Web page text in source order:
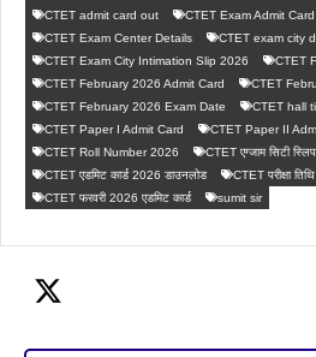
CTET admit card out
CTET Exam Admit
CTET Exam Center Details
CTET exam city
CTET Exam City Intimation Slip 2026
CTET
CTET February 2026 Admit Card
CTET
CTET February 2026 Exam Date
CTET hall
CTET Paper I Admit Card
CTET Paper II
CTET Roll Number 2026
CTET एग्जाम सिटी
CTET एडमिट कार्ड 2026 डाउनलोड
CTET परीक्षा
CTET फरवरी 2026 एडमिट कार्ड
sumit sir